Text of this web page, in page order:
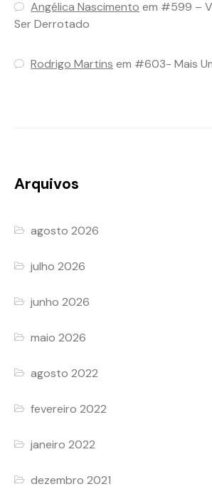
Angélica Nascimento em #599 –
Ser Derrotado
Rodrigo Martins em #603- Mais
Arquivos
agosto 2026
julho 2026
junho 2026
maio 2026
agosto 2022
fevereiro 2022
janeiro 2022
dezembro 2021